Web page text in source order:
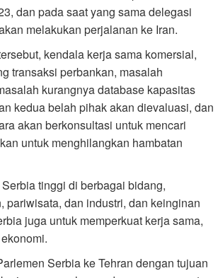
dan pada saat yang sama delegasi
melakukan perjalanan ke Iran.
kendala kerja sama komersial,
transaksi perbankan, masalah
kurangnya database kapasitas
kedua belah pihak akan dievaluasi, dan
akan berkonsultasi untuk mencari
untuk menghilangkan hambatan
tinggi di berbagai bidang,
pariwisata, dan industri, dan keinginan
juga untuk memperkuat kerja sama,
Serbia ke Tehran dengan tujuan